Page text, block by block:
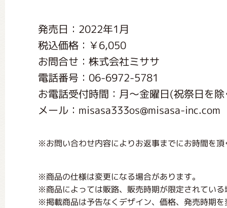
発売日：2022年1月
税込価格：￥6,050
お問合せ：株式会社ミササ
電話番号：06-6972-5781
お電話受付時間：月〜金曜日(祝祭日を
メール：misasa333os@misasa-inc.com
※お問い合わせ内容によりお返事までにお時間を
※商品の仕様は変更になる場合があります。
※商品によっては販路、販売時期が限定されてい
※掲載商品は予告なくデザイン、価格、発売時期
くまのがっこう しょくいんしつ
くまのがっこう 家庭科部